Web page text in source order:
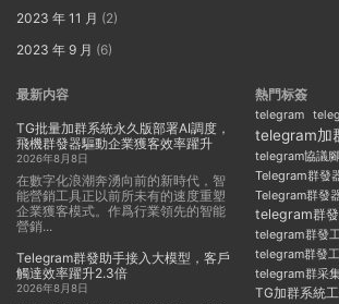
2023 年 11 月 (2)
2023 年 9 月 (6)
最新内容
TG批量加群系統永久版部署AI調度，
飛機群發器驅動企業獲客效率躍升
2026年8月8日
在數字化浪潮奔湧向前的新時代，智
能營銷工具正以前所未有的速度重塑
企業獲客模式。作爲行業領先的智能
營銷...
Telegram群發助手接入大模型，客戶
觸達效率躍升2.3倍
2026年8月8日
熱門标簽
telegram
telegram加
telegram協議
Telegram群發
Telegram群發
telegram群
telegram群發
telegram群發
telegram群采
TG加群系統